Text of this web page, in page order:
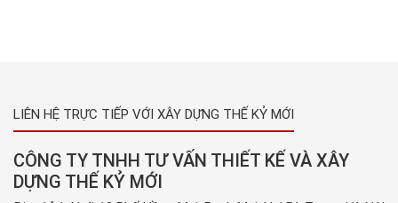
LIÊN HỆ TRỰC TIẾP VỚI XÂY DỰNG THẾ KỶ MỚI
CÔNG TY TNHH TƯ VẤN THIẾT KẾ VÀ XÂY
DỰNG THẾ KỶ MỚI